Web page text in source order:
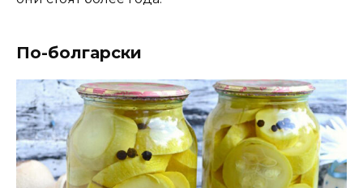
По-болгарски